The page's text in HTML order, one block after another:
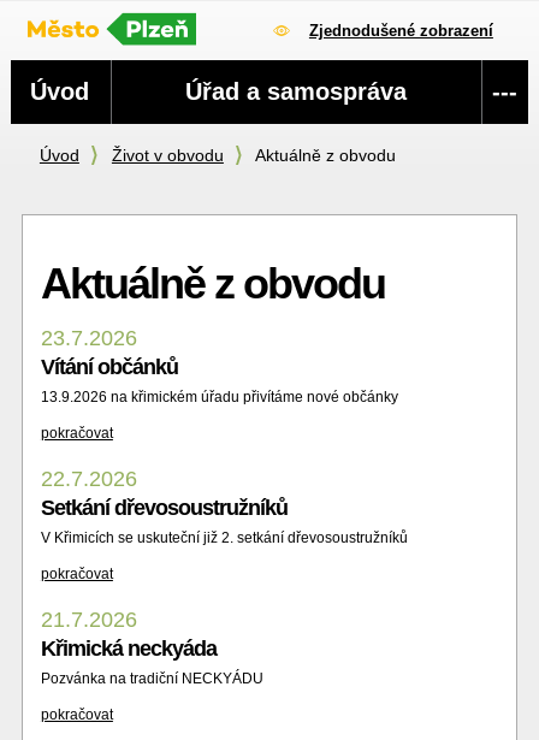
Zjednodušené zobrazení
Úvod Život v obvodu Aktuálně z obvodu
Aktuálně z obvodu
23.7.2026
Vítání občánků
13.9.2026 na křimickém úřadu přivítáme nové občánky
pokračovat
22.7.2026
Setkání dřevosoustružníků
V Křimicích se uskuteční již 2. setkání dřevosoustružníků
pokračovat
21.7.2026
Křimická neckyáda
Pozvánka na tradiční NECKYÁDU
pokračovat
Navigace
Úvod Úřad a samospráva ---